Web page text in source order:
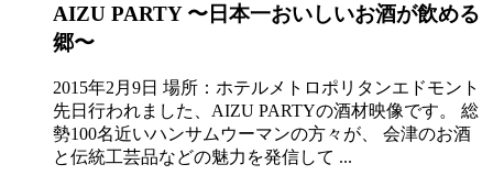
AIZU PARTY 〜日本一おいしいお酒が飲める
郷〜
2015年2月9日 場所：ホテルメトロポリタンエドモント
先日行われました、AIZU PARTYの酒材映像です。 総
勢100名近いハンサムウーマンの方々が、 会津のお酒
と伝統工芸品などの魅力を発信して ...